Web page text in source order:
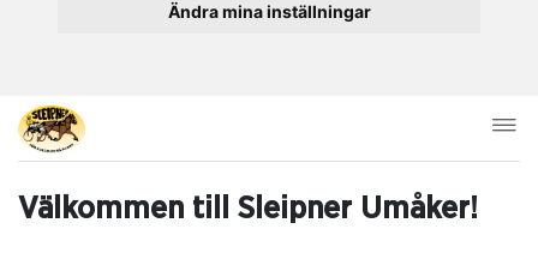
Ändra mina inställningar
Välkommen till Sleipner Umåker!